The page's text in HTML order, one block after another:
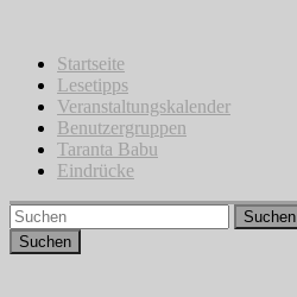
springenStartseite
Lesetipps
Veranstaltungskalender
Benutzergruppen
Taranta Babu
Eindrücke
Suchen